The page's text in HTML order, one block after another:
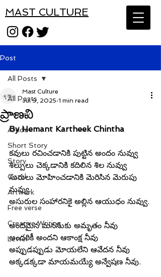
MAST CULTURE
Post
All Posts
Poetry
Article
Short Story
Story
Gazal
Artwork
Free verse
Creative Writing
Letter
All Posts
ప్రాణవి
Mast Culture
Jul 9, 2025 1 min read
By Hemant Kartheek Chintha
కవులు రచించడానికి పుట్టిన అందం నువ్వు
శిల్పులు చెక్కడానికి కదిలిన శిల నువ్వు
సురులు మోహించడానికి మెరిసిన మెరుపు
నువ్వు
అసురుల సంహారనికై అల్లిన ఆయుధం నువ్వు.
అందమైన మనసుకు అమృతం నీవు
అందరికీ అందని ఆకాంక్ష నీవు
అప్పుడప్పుడు మోయలేని ఆవేదన నీవు
అక్కడక్కడా మాయమయ్యే అన్వేషణ నీవు.